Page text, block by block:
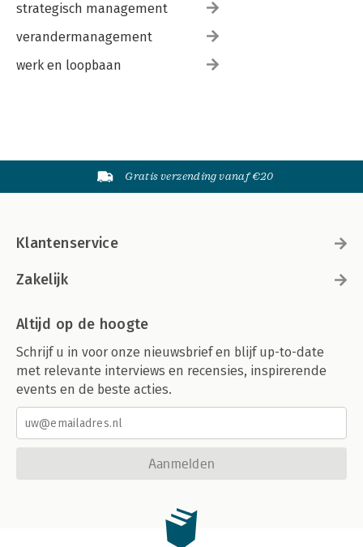
strategisch management
verandermanagement
werk en loopbaan
Gratis verzending vanaf €20
Klantenservice
Zakelijk
Altijd op de hoogte
Schrijf u in voor onze nieuwsbrief en blijf up-to-date
met relevante interviews en recensies, inspirerende
events en de beste acties.
Aanmelden